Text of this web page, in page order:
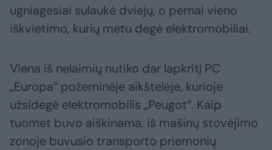
ugniagesiai sulaukė dviejų, o pernai vieno
iškvietimo, kurių metu degė elektromobiliai.
Viena iš nelaimių nutiko dar lapkritį PC
„Europa“ požeminėje aikštelėje, kurioje
užsidegė elektromobilis „Peugot“. Kaip
tuomet buvo aiškinama, iš mašinų stovėjimo
zonoje buvusio transporto priemonių